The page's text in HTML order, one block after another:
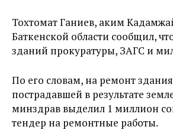
Тохтомат Ганиев, аким
Баткенской области сообщил,
зданий прокуратуры, ЗАГС и
По его словам, на ремонт
пострадавшей в результате
минздрав выделил 1 миллион
тендер на ремонтные работы.